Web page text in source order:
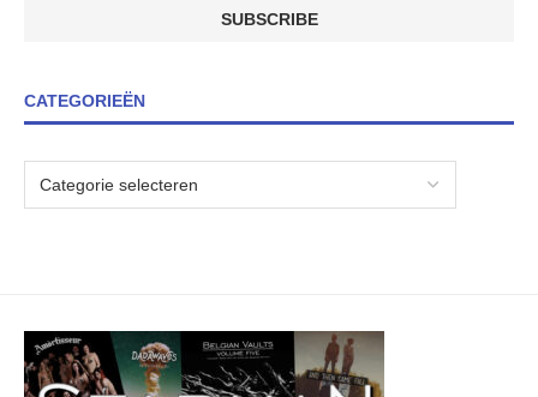
CATEGORIEËN